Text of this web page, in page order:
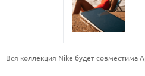
Вся коллекция Nike будет совместима